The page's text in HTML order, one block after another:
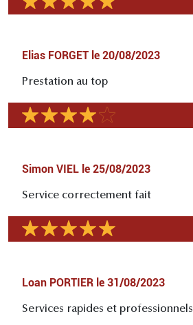
Elias FORGET le 20/08/2023
Prestation au top
Simon VIEL le 25/08/2023
Service correctement fait
Loan PORTIER le 31/08/2023
Services rapides et professionnels